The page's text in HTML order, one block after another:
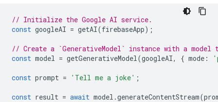
// Initialize the Google AI service.
const googleAI = getAI(firebaseApp);
// Create a `GenerativeModel` instance with a model
const model = getGenerativeModel(googleAI, { mode :
const prompt = 'Tell me a joke' ;
const result = await model .generateContentStream(